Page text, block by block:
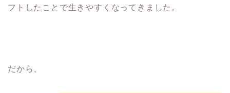
フトしたことで生きやすくなってきました。
だから、